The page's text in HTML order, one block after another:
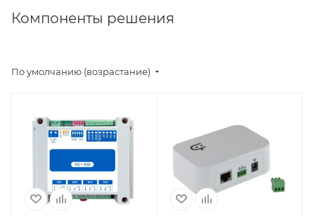
Компоненты решения
По умолчанию (возрастание)